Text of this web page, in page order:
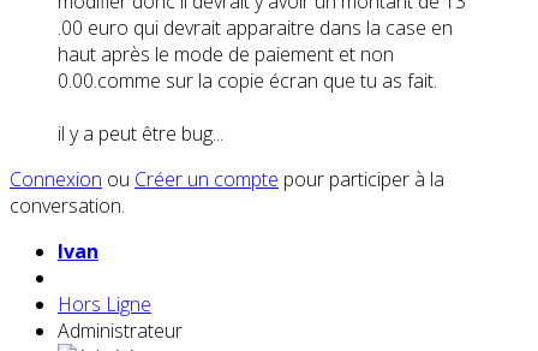
.00 euro qui devrait apparaitre dans la case en
haut après le mode de paiement et non
0.00.comme sur la copie écran que tu as fait.
il y a peut être bug...
Connexion ou Créer un compte pour participer à la
conversation.
Ivan
Hors Ligne
Administrateur